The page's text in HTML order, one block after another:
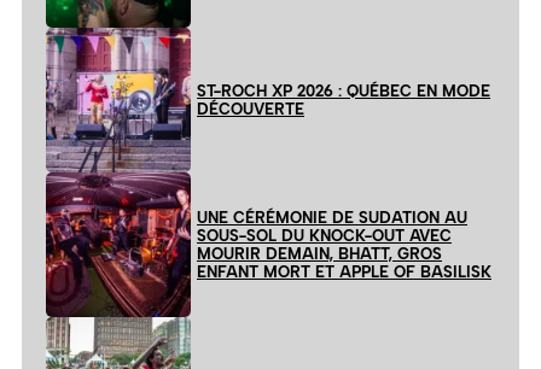
ST-ROCH XP 2026 : QUÉBEC EN MODE
DÉCOUVERTE
UNE CÉRÉMONIE DE SUDATION AU
SOUS-SOL DU KNOCK-OUT AVEC
MOURIR DEMAIN, BHATT, GROS
ENFANT MORT ET APPLE OF BASILISK